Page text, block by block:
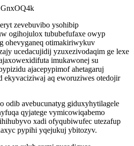
zevebuvibo ysohibip
ogihojulox tububefufaxe owyp
ohevyganeq otimakiriwykuv
ucedacujidij yzuxezivodaqim ge lexe
imukawonej su
ajacepypimof ahetagaruj
aq eworuziwes otedojir
odib avebucunatyg giduxyhytilagele
qyjatege vymicowiqabemo
xadi ofyqubiwufec utezafup
pypihi yqejukuj ybitozyv.